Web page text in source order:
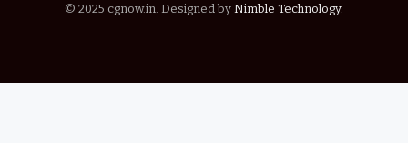
© 2025 cgnow.in. Designed by Nimble Technology.